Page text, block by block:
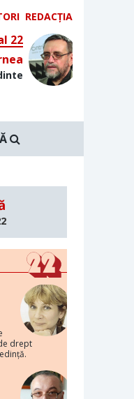
REDACȚIA
22
drept